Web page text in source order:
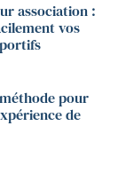
association :
vos
pour
de